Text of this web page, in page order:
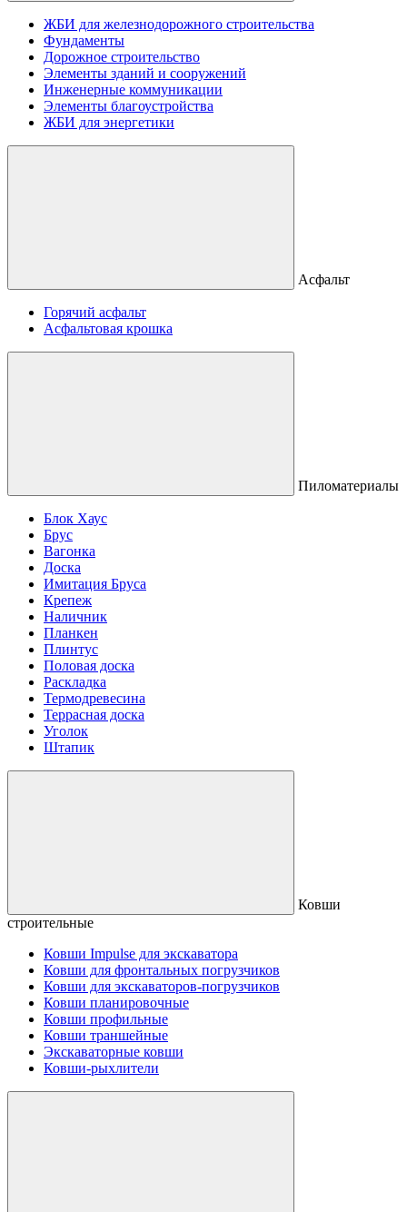
ЖБИ для железнодорожного строительства
Фундаменты
Дорожное строительство
Элементы зданий и сооружений
Инженерные коммуникации
Элементы благоустройства
ЖБИ для энергетики
Асфальт
Горячий асфальт
Асфальтовая крошка
Пиломатериалы
Блок Хаус
Брус
Вагонка
Доска
Имитация Бруса
Крепеж
Наличник
Планкен
Плинтус
Половая доска
Раскладка
Термодревесина
Террасная доска
Уголок
Штапик
Ковши
строительные
Ковши Impulse для экскаватора
Ковши для фронтальных погрузчиков
Ковши для экскаваторов-погрузчиков
Ковши планировочные
Ковши профильные
Ковши траншейные
Экскаваторные ковши
Ковши-рыхлители